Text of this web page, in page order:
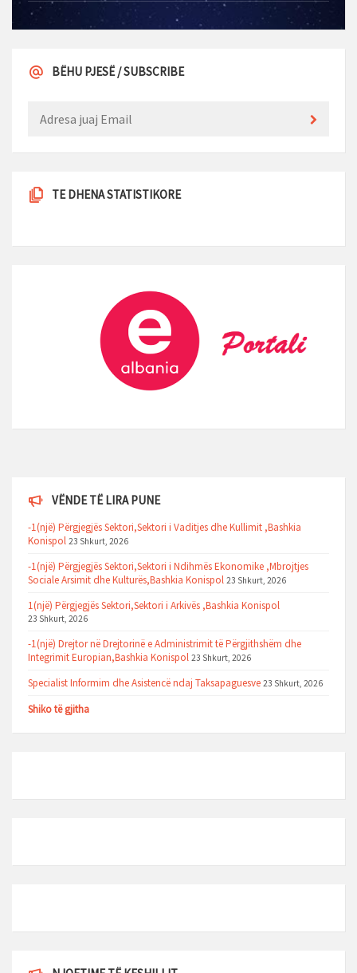
BËHU PJESË / SUBSCRIBE
TE DHENA STATISTIKORE
VËNDE TË LIRA PUNE
-1(një) Përgjegjës Sektori,Sektori i Vaditjes dhe Kullimit ,Bashkia
Konispol 23 Shkurt, 2026
-1(një) Përgjegjës Sektori,Sektori i Ndihmës Ekonomike ,Mbrojtjes
Sociale Arsimit dhe Kulturës,Bashkia Konispol 23 Shkurt, 2026
1(një) Përgjegjës Sektori,Sektori i Arkivës ,Bashkia Konispol
23 Shkurt, 2026
-1(një) Drejtor në Drejtorinë e Administrimit të Përgjithshëm dhe
Integrimit Europian,Bashkia Konispol 23 Shkurt, 2026
Specialist Informim dhe Asistencë ndaj Taksapaguesve 23 Shkurt, 2026
Shiko të gjitha